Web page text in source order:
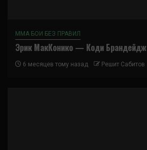
ММА БОИ БЕЗ ПРАВИЛ
Эрик МакКонико — Коди Брандейдж
6 месяцев тому назад Решит Сабитов